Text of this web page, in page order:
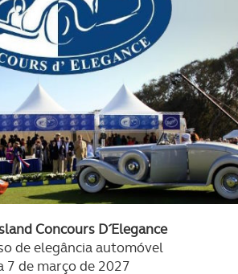
Concours D´Elegance
de elegância automóvel
7 de março de 2027